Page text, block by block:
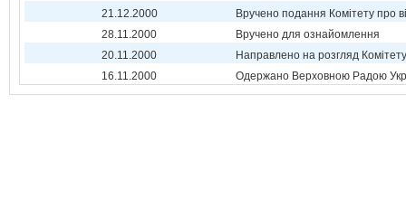
21.12.2000
Вручено подання Комітету про
28.11.2000
Вручено для ознайомлення
20.11.2000
Направлено на розгляд Комітету
16.11.2000
Одержано Верховною Радою